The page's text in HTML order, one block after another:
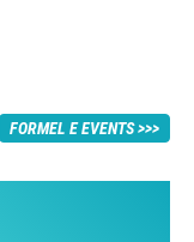
FORMEL E EVENTS